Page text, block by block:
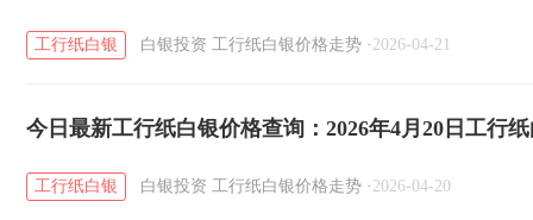
工行纸白银 白银投资 工行纸白银价格走势 · 2026-04-21
今日最新工行纸白银价格查询：2026年4月20日工行
工行纸白银 白银投资 工行纸白银价格走势 · 2026-04-20